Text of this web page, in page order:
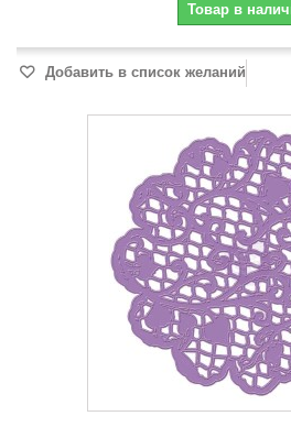
Товар в
Добавить в список желаний